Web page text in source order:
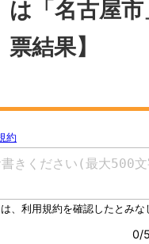
専門サイト
ットの話題
は「名古屋
票結果】